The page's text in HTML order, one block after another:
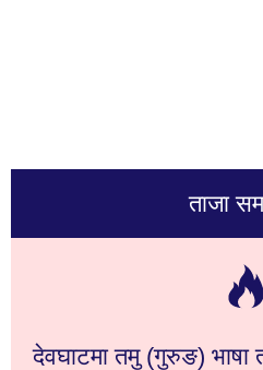
ताजा
देवघाटमा तमु (गुरुङ) भाषा